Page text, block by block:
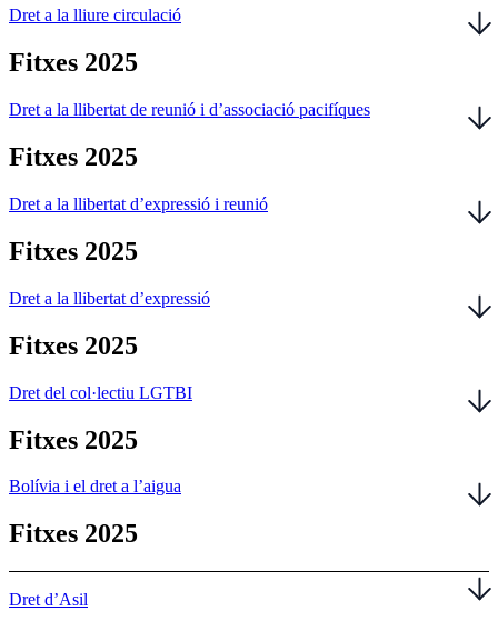
Dret a la lliure circulació
Fitxes 2025
Dret a la llibertat de reunió i d’associació pacifíques
Fitxes 2025
Dret a la llibertat d’expressió i reunió
Fitxes 2025
Dret a la llibertat d’expressió
Fitxes 2025
Dret del col·lectiu LGTBI
Fitxes 2025
Bolívia i el dret a l’aigua
Fitxes 2025
Dret d’Asil